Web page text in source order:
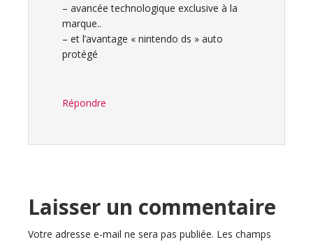
– avancée technologique exclusive à la
marque..
– et l’avantage « nintendo ds » auto
protégé
Répondre
Laisser un commentaire
Votre adresse e-mail ne sera pas publiée. Les champs